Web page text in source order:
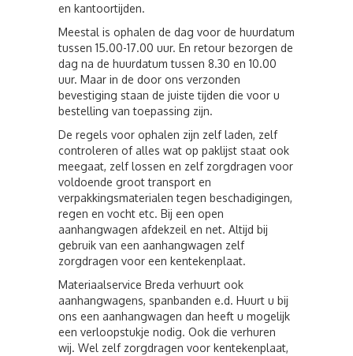
en kantoortijden.
Meestal is ophalen de dag voor de huurdatum
tussen 15.00-17.00 uur. En retour bezorgen de
dag na de huurdatum tussen 8.30 en 10.00
uur. Maar in de door ons verzonden
bevestiging staan de juiste tijden die voor u
bestelling van toepassing zijn.
De regels voor ophalen zijn zelf laden, zelf
controleren of alles wat op paklijst staat ook
meegaat, zelf lossen en zelf zorgdragen voor
voldoende groot transport en
verpakkingsmaterialen tegen beschadigingen,
regen en vocht etc. Bij een open
aanhangwagen afdekzeil en net. Altijd bij
gebruik van een aanhangwagen zelf
zorgdragen voor een kentekenplaat.
Materiaalservice Breda verhuurt ook
aanhangwagens, spanbanden e.d. Huurt u bij
ons een aanhangwagen dan heeft u mogelijk
een verloopstukje nodig. Ook die verhuren
wij. Wel zelf zorgdragen voor kentekenplaat,